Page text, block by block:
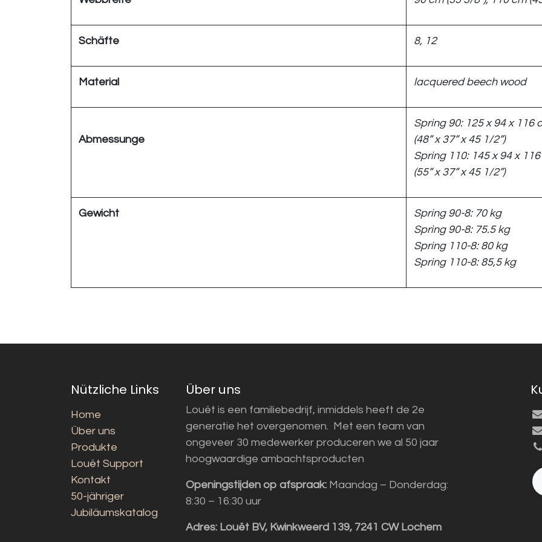
Schäfte 8, 12
Material lacquered beech wood
Abmessunge
Spring 90: 125 x 94 x 116
(48” x 37” x 45 1/2”)
Spring 110: 145 x 94 x
(55” x 37” x 45 1/2”)
Gewicht
Spring 90-8: 70 kg
Spring 90-8: 75.5 kg
Spring 110-8: 80 kg
Spring 110-8: 85,5 kg
Nützliche Links
Home
Über uns
Produkte
Louët Support
Kontakt
50-jähriger
Jubiläumskatalog
Über uns
Louët is een familiebedrijf, inmiddels heeft de 2e
generatie het overgenomen. Met een team van
ongeveer 30 medewerker produceren we al 50 jaar
hoogwaardige ambachtsproducten
Openingstijden op afspraak: Maandag – Donderdag:
8:30 – 16:30 uur
Adres: Louët BV, Kwinkweerd 139, 7241 CW Lochem